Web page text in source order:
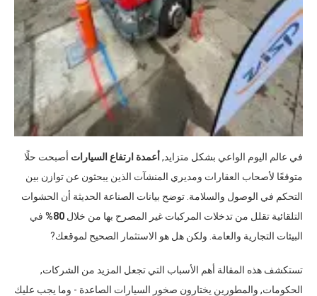
في عالم اليوم الواعي بشكل متزايد, أعمدة ارتفاع السيارات أصبحت حلًا
متوقعًا لأصحاب العقارات ومديري المنشآت الذين يبحثون عن توازن بين
التحكم في الوصول والسلامة توضح بيانات الصناعة الحديثة أن الحشوات
التلقائية تقلل من تدخلات المركبات غير المصرح بها من خلال 80%
في
البيئات التجارية والعامة ولكن هل هو الاستثمار الصحيح لموقعك?
تستكشف هذه المقالة أهم الأسباب التي تجعل المزيد من الشركات,
الحكومات, والمطورين يختارون صخور السيارات الصاعدة - وما يجب عليك